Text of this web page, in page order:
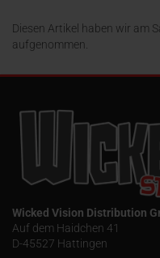
Diesen Artikel haben wir am
aufgenommen.
Wicked Vision Distribution
Auf dem Haidchen 41
D-45527 Hattingen